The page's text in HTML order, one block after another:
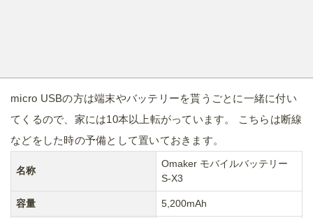
micro USBの方は端末やバッテリーを貰うごとに一緒に付い
てくるので、家には10本以上転がっています。 こちらは断線
などをした時の予備として置いておきます。
名称
Omaker モバイルバッテリー
S-X3
容量 5,200mAh